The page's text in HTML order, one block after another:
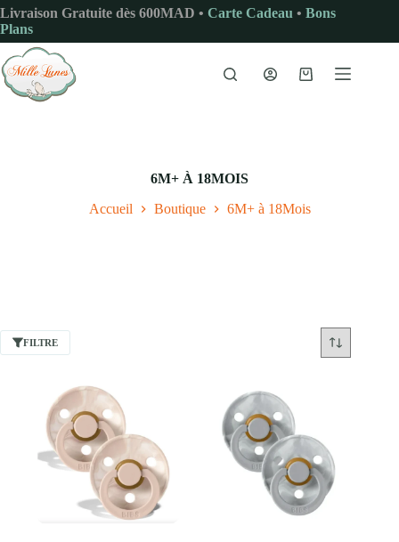
Passer
au
contenu
Livraison Gratuite dès 600MAD • Carte Cadeau • Bons
Plans
Panier
6M+ À 18MOIS
Accueil Boutique 6M+ à 18Mois
FILTRE